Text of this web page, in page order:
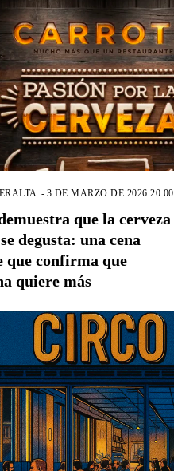
- 3 DE MARZO DE 2026 20:00
que la cerveza
degusta: una cena
que confirma que
quiere más